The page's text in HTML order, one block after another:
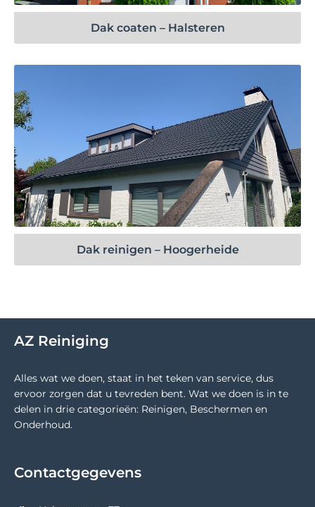
Dak coaten – Halsteren
Bekijk project
Dak reinigen – Hoogerheide
AZ Reiniging
Alles wat we doen, staat in het teken van service, dus
ervoor zorgen dat u tevreden bent. Wat we doen is in te
delen in drie categorieën: Reinigen, Beschermen en
Onderhoud.
Contactgegevens